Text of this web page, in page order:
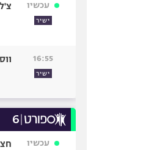
עכשיו
ישיר
16:55
ישיר
עכשיו